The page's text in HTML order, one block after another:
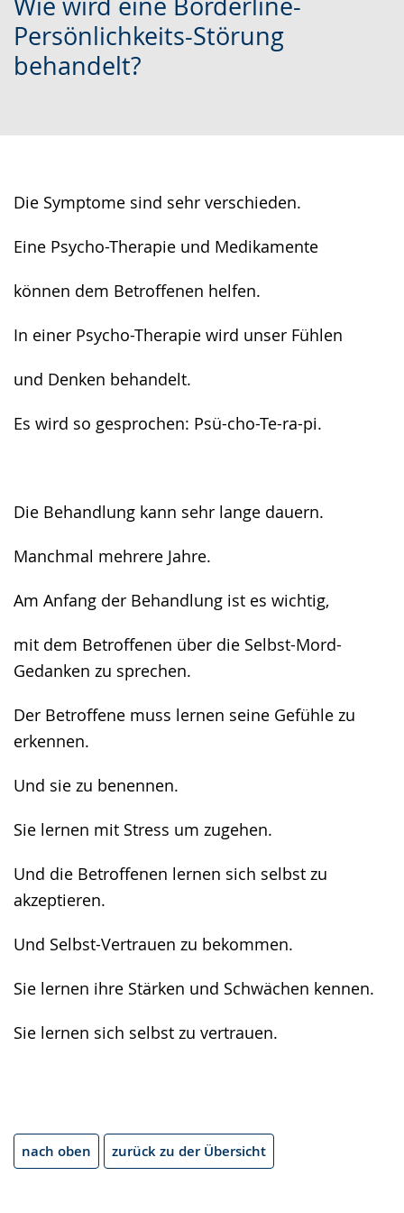
Leichten
Sprache
wechseln.
Audio-
Unterstützung.
Video
in
Deutscher
angezeigt.
Persönlichkeits-Störung
behandelt?
Die Symptome sind sehr verschieden.
Eine Psycho-Therapie und Medikamente
können dem Betroffenen helfen.
In einer Psycho-Therapie wird unser Fühlen
und Denken behandelt.
Es wird so gesprochen: Psü-cho-Te-ra-pi.
Die Behandlung kann sehr lange dauern.
Manchmal mehrere Jahre.
Am Anfang der Behandlung ist es wichtig,
mit dem Betroffenen über die Selbst-Mord-
Gedanken zu sprechen.
Der Betroffene muss lernen seine Gefühle zu
erkennen.
Und sie zu benennen.
Sie lernen mit Stress um zugehen.
Und die Betroffenen lernen sich selbst zu
akzeptieren.
Und Selbst-Vertrauen zu bekommen.
Sie lernen ihre Stärken und Schwächen kennen.
Sie lernen sich selbst zu vertrauen.
nach oben zurück zu der Übersicht